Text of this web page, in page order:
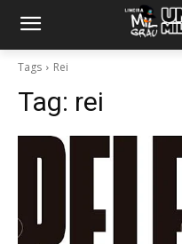
Tags Rei
Tag: rei